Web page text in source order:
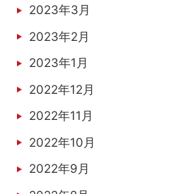
2023年3月
2023年2月
2023年1月
2022年12月
2022年11月
2022年10月
2022年9月